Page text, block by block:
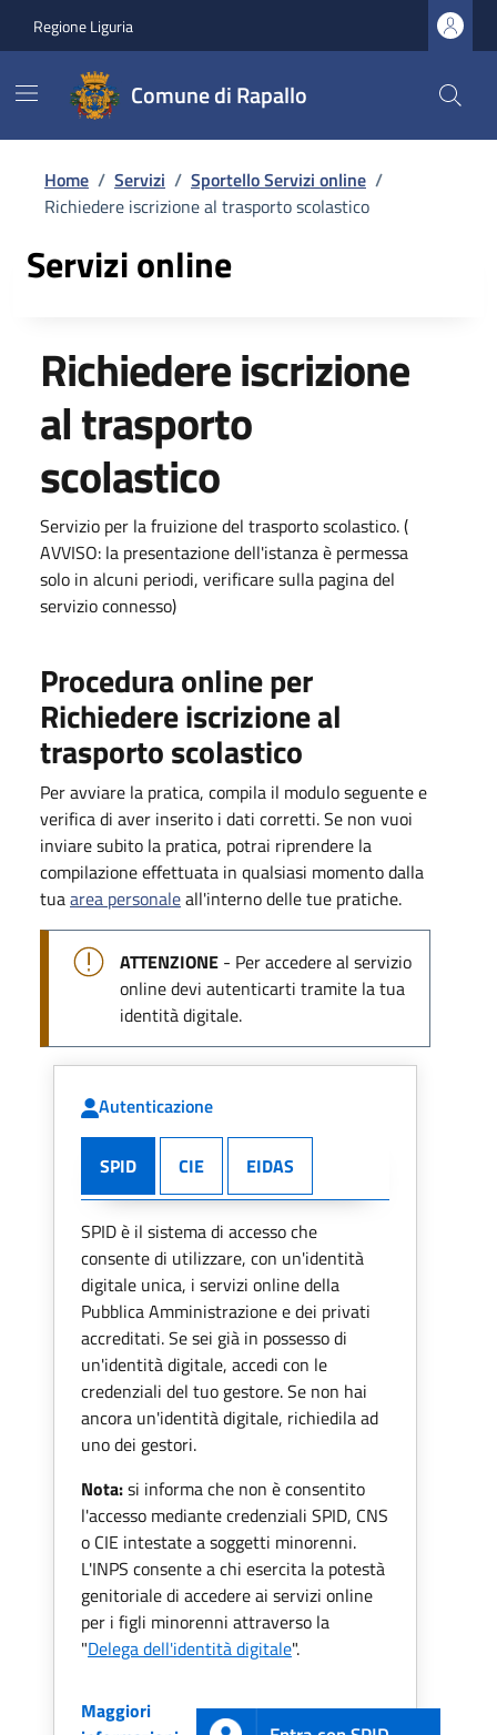
Regione Liguria
Comune di Rapallo
Home / Servizi / Sportello Servizi online /
Richiedere iscrizione al trasporto scolastico
Servizi online
Richiedere iscrizione
al trasporto
scolastico
Servizio per la fruizione del trasporto scolastico. (
AVVISO: la presentazione dell'istanza è permessa
solo in alcuni periodi, verificare sulla pagina del
servizio connesso)
Procedura online per
Richiedere iscrizione al
trasporto scolastico
Per avviare la pratica, compila il modulo seguente e
verifica di aver inserito i dati corretti. Se non vuoi
inviare subito la pratica, potrai riprendere la
compilazione effettuata in qualsiasi momento dalla
tuaarea personaleall'interno delle tue pratiche.
ATTENZIONE - Per accedere al servizio
online devi autenticarti tramite la tua
identità digitale.
Autenticazione
SPID CIE EIDAS
SPID è il sistema di accesso che
consente di utilizzare, con un'identità
digitale unica, i servizi online della
Pubblica Amministrazione e dei privati
accreditati. Se sei già in possesso di
un'identità digitale, accedi con le
credenziali del tuo gestore. Se non hai
ancora un'identità digitale, richiedila ad
uno dei gestori.
Nota:si informa che non è consentito
l'accesso mediante credenziali SPID, CNS
o CIE intestate a soggetti minorenni.
L'INPS consente a chi esercita la potestà
genitoriale di accedere ai servizi online
per i figli minorenni attraverso la
"Delega dell'identità digitale".
Maggiori